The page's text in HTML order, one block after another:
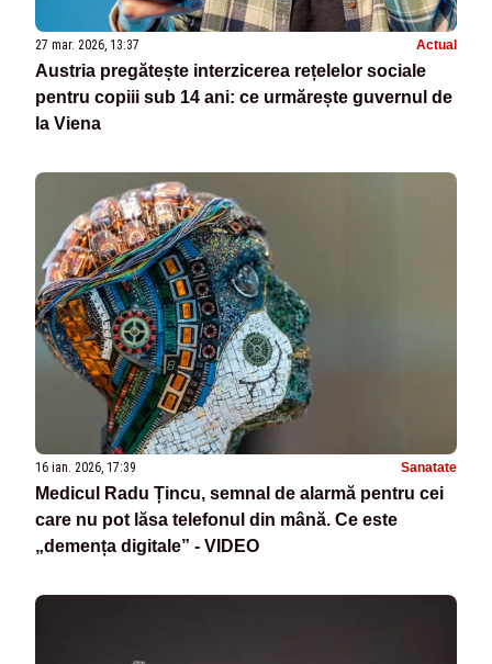
27 mar. 2026, 13:37 Actual
Austria pregătește interzicerea rețelelor sociale
pentru copiii sub 14 ani: ce urmărește guvernul de
la Viena
16 ian. 2026, 17:39 Sanatate
Medicul Radu Țincu, semnal de alarmă pentru cei
care nu pot lăsa telefonul din mână. Ce este
„demența digitale” - VIDEO